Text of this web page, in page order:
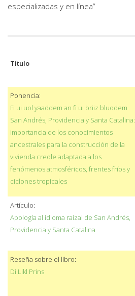
especializadas y en línea”
Título
Ponencia:
Fi ui uol yaaddem an fi ui briiz bluodem
San Andrés, Providencia y Santa Catalina:
importancia de los conocimientos
ancestrales para la construcción de la
vivienda creole adaptada a los
fenómenos atmosféricos, frentes fríos y
ciclones tropicales
Artículo:
Apología al idioma raizal de San Andrés,
Providencia y Santa Catalina
Reseña sobre el libro:
Di Likl Prins